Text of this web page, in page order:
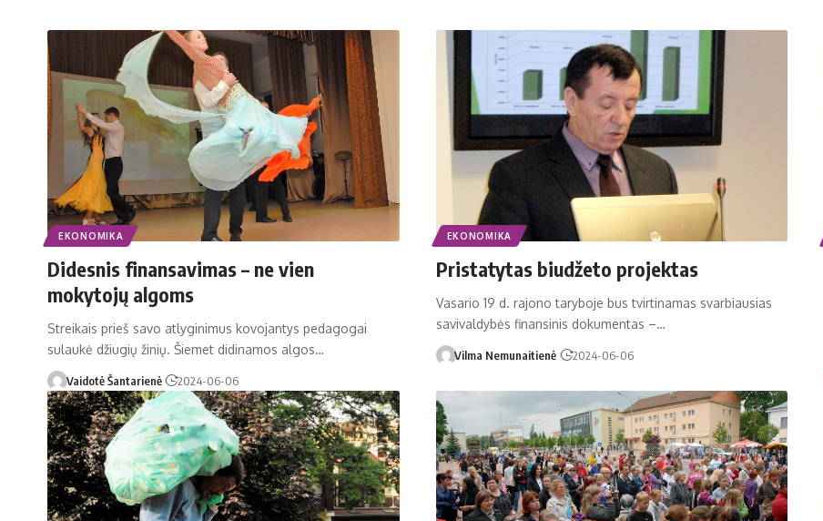
EKONOMIKA
Didesnis finansavimas – ne vien
mokytojų algoms
Streikais prieš savo atlyginimus kovojantys pedagogai
sulaukė džiugių žinių. Šiemet didinamos algos…
Vaidotė Šantarienė 2024-06-06
EKONOMIKA
Pristatytas biudžeto projektas
Vasario 19 d. rajono taryboje bus tvirtinamas svarbiausias
savivaldybės finansinis dokumentas –…
Vilma Nemunaitienė 2024-06-06